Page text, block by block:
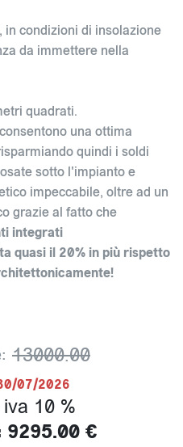
condizioni di insolazione
da immettere nella
quadrati.
una ottima
quindi i soldi
sotto l'impianto e
impeccabile, oltre ad un
grazie al fatto che
integrati
quasi il 20% in più rispetto
13000.00
07/2026
10 %
9295.00 €